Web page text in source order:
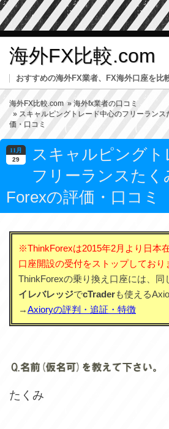
海外FX比較.com
おすすめの海外FX業者、FX海外口座を比
海外FX比較.com» 海外fx業者の口コミ
» スキャルピングトレード中心のフリーラン
価・口コミ
11月
29
スキャルピングト
フリーランスたく
Forexの評価・口コミ
※ThinkForexは2015年2月より日本
口座開設の受付をストップしており
ThinkForexの乗り換え口座には、同
イレバレッジでcTraderも使える
→Axioryの評判・追証・特徴
たくみ